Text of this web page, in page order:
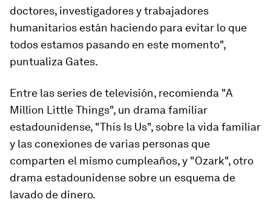
doctores, investigadores y trabajadores
humanitarios están haciendo para evitar lo que
todos estamos pasando en este momento",
puntualiza Gates.
Entre las series de televisión, recomienda "A
Million Little Things", un drama familiar
estadounidense, "This Is Us", sobre la vida familiar
y las conexiones de varias personas que
comparten el mismo cumpleaños, y "Ozark", otro
drama estadounidense sobre un esquema de
lavado de dinero.